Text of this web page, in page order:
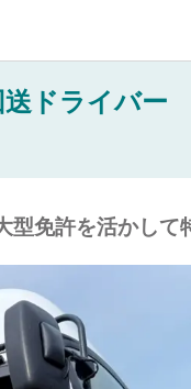
ドライバー
免許を活かして